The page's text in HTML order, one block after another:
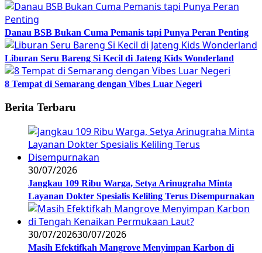
Danau BSB Bukan Cuma Pemanis tapi Punya Peran Penting
Liburan Seru Bareng Si Kecil di Jateng Kids Wonderland
8 Tempat di Semarang dengan Vibes Luar Negeri
Berita Terbaru
30/07/2026
Jangkau 109 Ribu Warga, Setya Arinugraha Minta
Layanan Dokter Spesialis Keliling Terus Disempurnakan
30/07/202630/07/2026
Masih Efektifkah Mangrove Menyimpan Karbon di